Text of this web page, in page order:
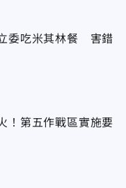
委吃米其林餐 害錯
！第五作戰區實施要